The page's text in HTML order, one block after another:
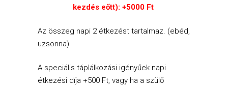
kezdés eőtt): +5000 Ft
Az összeg napi 2 étkezést tartalmaz. (ebéd,
uzsonna)
A speciális táplálkozási igényűek napi
étkezési díja +500 Ft, vagy ha a szülő